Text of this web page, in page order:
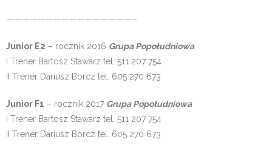
————————————————–
Junior E2 – rocznik 2016 Grupa Popołudniowa
I Trener Bartosz Stawarz tel. 511 207 754
II Trener Dariusz Borcz tel. 605 270 673
Junior F1 – rocznik 2017 Grupa Popołudniowa
I Trener Bartosz Stawarz tel. 511 207 754
II Trener Dariusz Borcz tel. 605 270 673